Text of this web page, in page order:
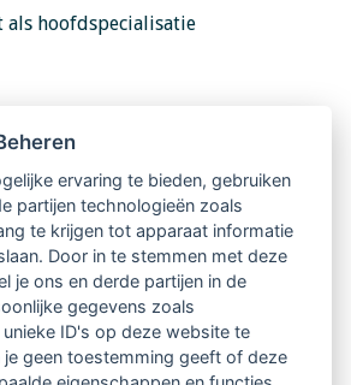
als hoofdspecialisatie
de website van Blankestijn &
ervaring te bieden, gebruiken
partijen technologieën zoals
te krijgen tot apparaat informatie
Door in te stemmen met deze
je ons en derde partijen in de
gegevens zoals
ID's op deze website te
je geen toestemming geeft of deze